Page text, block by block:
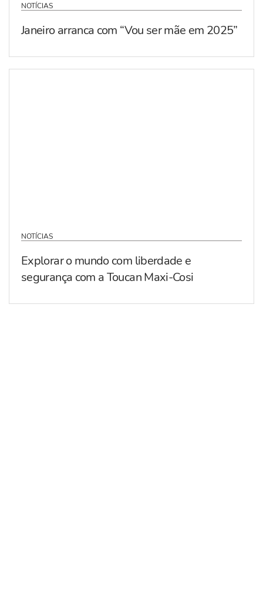
NOTÍCIAS
Janeiro arranca com “Vou ser mãe em 2025”
NOTÍCIAS
Explorar o mundo com liberdade e
segurança com a Toucan Maxi-Cosi